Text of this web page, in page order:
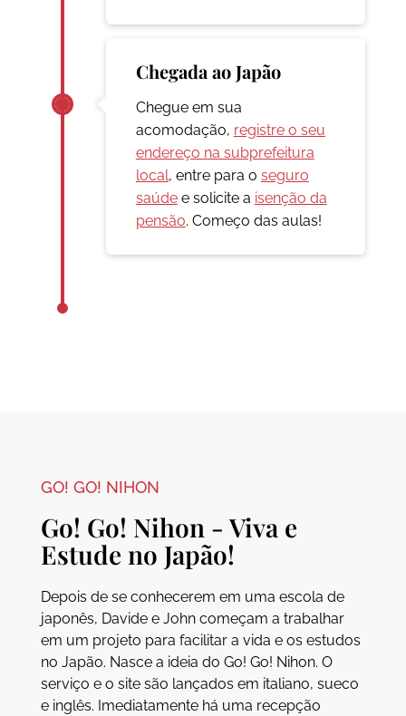
Chegada ao Japão
Chegue em sua
acomodação, registre o seu
endereço na subprefeitura
local, entre para o seguro
saúdee solicite a isenção da
pensão. Começo das aulas!
GO! GO! NIHON
Go! Go! Nihon - Viva e
Estude no Japão!
Depois de se conhecerem em uma escola de
japonês, Davide e John começam a trabalhar
em um projeto para facilitar a vida e os estudos
no Japão. Nasce a ideia do Go! Go! Nihon. O
serviço e o site são lançados em italiano, sueco
e inglês. Imediatamente há uma recepção